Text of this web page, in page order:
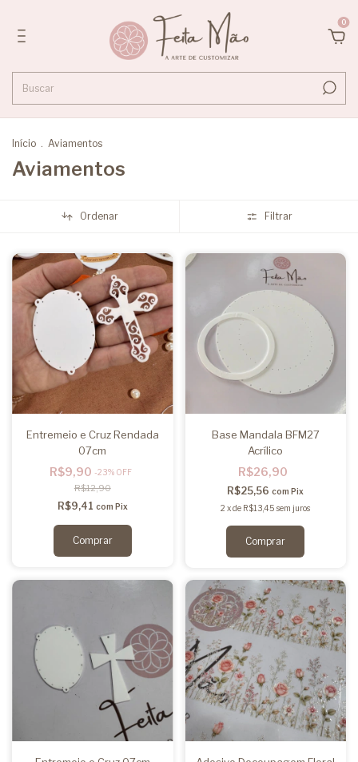
0
Início . Aviamentos
Aviamentos
Ordenar Filtrar
Entremeio e Cruz Rendada
07cm
R$9,90 -23% OFF
R$12,90
R$9,41 com Pix
Base Mandala BFM27
Acrílico
R$26,90
R$25,56com Pix
2 xde R$13,45 sem juros